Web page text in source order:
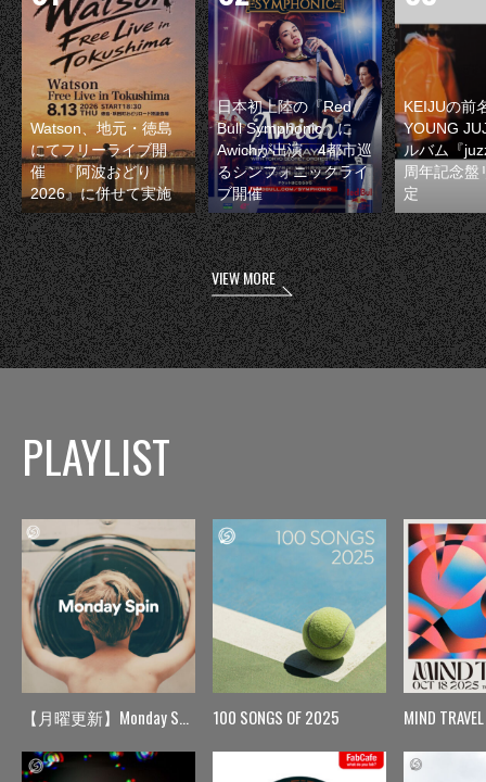
Watson、地元・徳島
にてフリーライブ開
催 『阿波おどり
2026』に併せて実施
日本初上陸の『Red
Bull Symphonic』に
Awichが出演 4都市巡
るシンフォニックライ
ブ開催
KEIJUの前
YOUNG
ルバム『
周年記念盤
定
VIEW MORE
PLAYLIST
【月曜更新】Monday Spin 100 SONGS OF 2025 MIND TRAVEL